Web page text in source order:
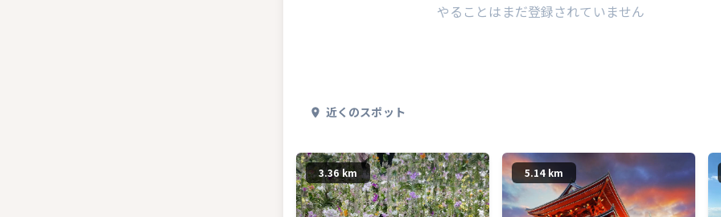
やることはまだ登録されていません
近くのスポット
3.36 km 5.14 km